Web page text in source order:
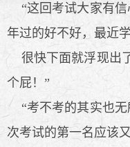
“这回考试大家有信
年过的好不好，最近
很快下面就浮现出
个屁！”
“考不考的其实也无
次考试的第一名应该